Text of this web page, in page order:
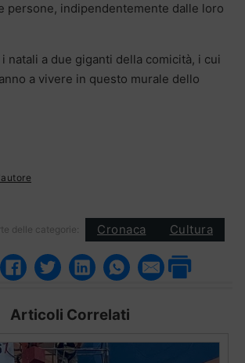
persone, indipendentemente dalle loro
natali a due giganti della comicità, i cui
a vivere in questo murale dello
delle categorie: Cronaca Cultura
Articoli Correlati